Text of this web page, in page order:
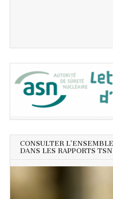
CONSULTER
DANS LES RAPPORTS